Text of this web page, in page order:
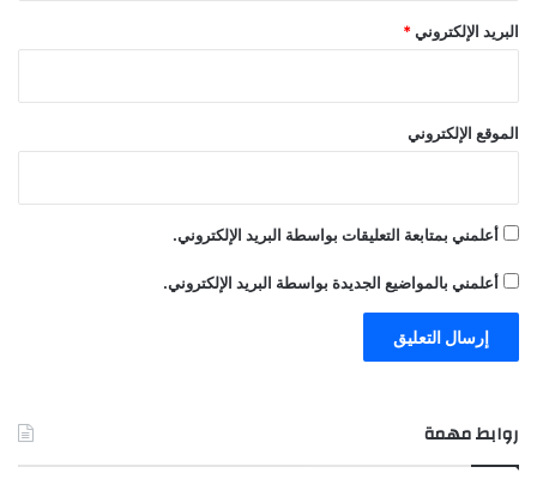
البريد الإلكتروني*
الموقع الإلكتروني
أعلمني بمتابعة التعليقات بواسطة البريد الإلكتروني.
أعلمني بالمواضيع الجديدة بواسطة البريد الإلكتروني.
روابط مهمة